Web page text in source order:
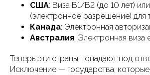
США: Виза B1/B2 (до 10 лет)
(электронное разрешение) для
Канада: Электронная
Австралия: Электронная виза
Теперь эти страны попадают под
Исключение — государства,